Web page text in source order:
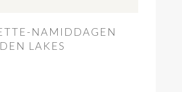
NAMIDDAGEN
LAKES